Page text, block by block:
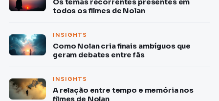
Os temas recorrentes presentes em
todos os filmes de Nolan
INSIGHTS
Como Nolan cria finais ambíguos que
geram debates entre fãs
INSIGHTS
A relação entre tempo e memória nos
filmes de Nolan